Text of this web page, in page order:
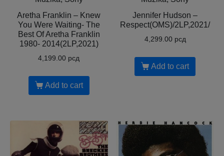
Aretha Franklin – Knew
You Were Waiting- The
Best Of Aretha Franklin
1980- 2014(2LP,2021)
4,199.00 рсд
Add to cart
Jennifer Hudson –
Respect(OMS)/2LP,2021/
4,299.00 рсд
Add to cart